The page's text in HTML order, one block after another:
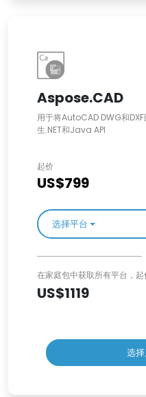
Aspose.CAD
用于将AutoCAD DWG和
生.NET和Java API
起价
US$799
选择平台
在家庭包中获取所有平台，起
US$1119
选